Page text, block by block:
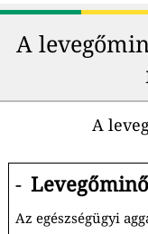
A
A
-
Az egészségügyi